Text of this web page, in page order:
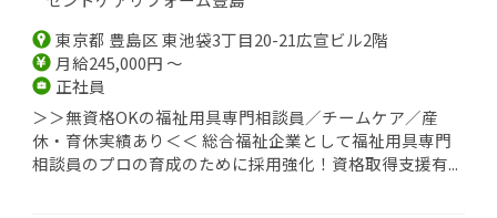
東京都 豊島区 東池袋3丁目20-21広宣ビル2階
月給245,000円 ～
正社員
＞＞無資格OKの福祉用具専門相談員／チームケア／産
休・育休実績あり＜＜ 総合福祉企業として福祉用具専門
相談員のプロの育成のために採用強化！資格取得支援有...